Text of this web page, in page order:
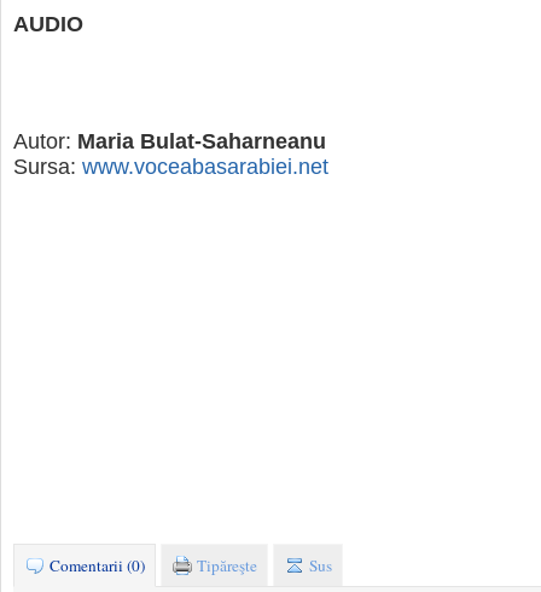
AUDIO
Autor: Maria Bulat-Saharneanu
Sursa: www.voceabasarabiei.net
Comentarii (0) Tipăreşte Sus